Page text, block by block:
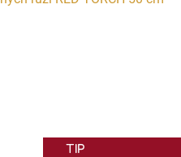
TIP